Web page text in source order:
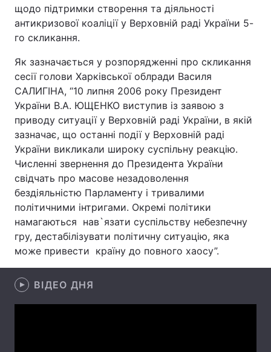
Головна Війна
Україна Політика
Економіка Світ
Спорт Наука
Техно і зв'язок Лайт
Зброя Інциденти
Цікавинки
щодо підтримки створення та діяльності
антикризової коаліції у Верховній раді України 5-
го скликання.
Як зазначається у розпорядженні про скликання
сесії голови Харківської облради Василя
САЛИГІНА, “10 липня 2006 року Президент
України В.А. ЮЩЕНКО виступив із заявою з
приводу ситуації у Верховній раді України, в якій
зазначає, що останні події у Верховній раді
України викликали широку суспільну реакцію.
Численні звернення до Президента України
свідчать про масове незадоволення
бездіяльністю Парламенту і тривалими
політичними інтригами. Окремі політики
намагаються нав`язати суспільству небезпечну
гру, дестабілізувати політичну ситуацію, яка
може привести країну до повного хаосу”.
ВІДЕО ДНЯ